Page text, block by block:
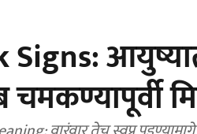
Signs: